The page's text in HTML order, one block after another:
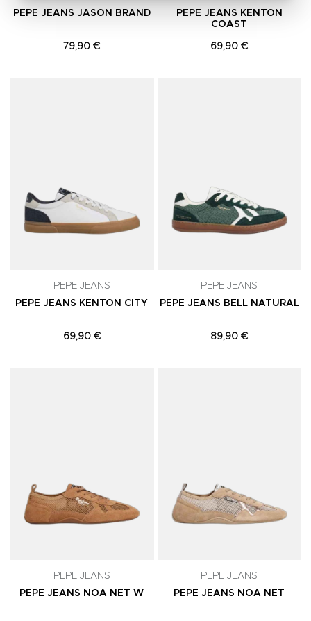
PEPE JEANS JASON BRAND
79,90 €
PEPE JEANS KENTON
COAST
69,90 €
PEPE JEANS
PEPE JEANS KENTON CITY
69,90 €
PEPE JEANS
PEPE JEANS BELL NATURAL
89,90 €
PEPE JEANS
PEPE JEANS NOA NET W
PEPE JEANS
PEPE JEANS NOA NET